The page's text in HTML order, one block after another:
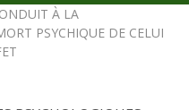
À LA
PSYCHIQUE DE CELUI